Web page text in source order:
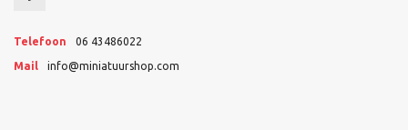
Telefoon 06 43486022
Mail info@miniatuurshop.com